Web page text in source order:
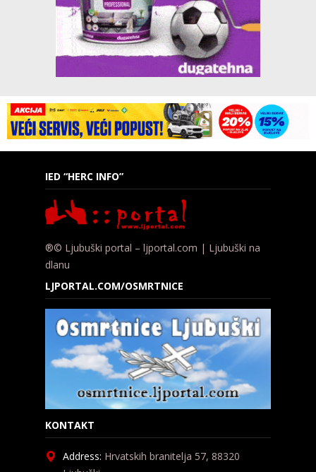
IED “HERC INFO”
®© Ljubuški portal – ljportal.com | Ljubuški na
dlanu
LJPORTAL.COM/OSMRTNICE
KONTAKT
Address: Hrvatskih branitelja 57, 88320